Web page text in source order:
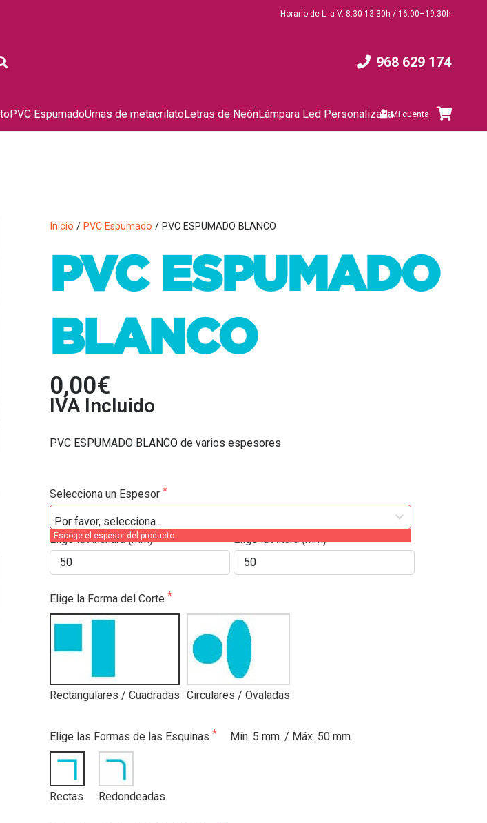
Horario de L. a V. 8:30-13:30h / 16:00–19:30h
968 629 174
PVC EspumadoUrnas de metacrilatoLetras de NeónLámpara Led PersonalizadaMi cuenta
Inicio / PVC Espumado / PVC ESPUMADO BLANCO
PVC ESPUMADO
BLANCO
0,00€
IVA Incluido
PVC ESPUMADO BLANCO de varios espesores
Selecciona un Espesor
Escoge el espesor del producto
Elige la Anchura (mm)
Elige la Forma del Corte
Rectangulares / Cuadradas Circulares / Ovaladas
Elige las Formas de las Esquinas
Rectas Redondeadas
Mín. 5 mm. / Máx. 50 mm.